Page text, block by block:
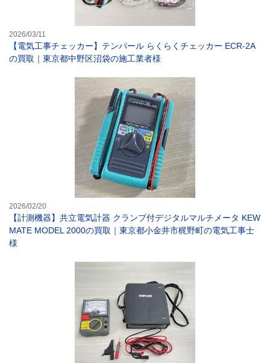
2026/03/11
【電気工事チェッカー】テンパール らくらくチェッカー ECR-2A
の買取｜東京都中野区沼袋の施工業者様
2026/02/20
【計測機器】共立電気計器 クランプ付デジタルマルチメータ KEW
MATE MODEL 2000の買取｜東京都小金井市梶野町の電気工事士
様